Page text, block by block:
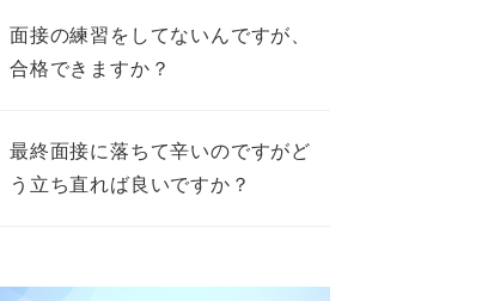
面接の練習をしてないんですが、
合格できますか？
最終面接に落ちて辛いのですがど
う立ち直れば良いですか？